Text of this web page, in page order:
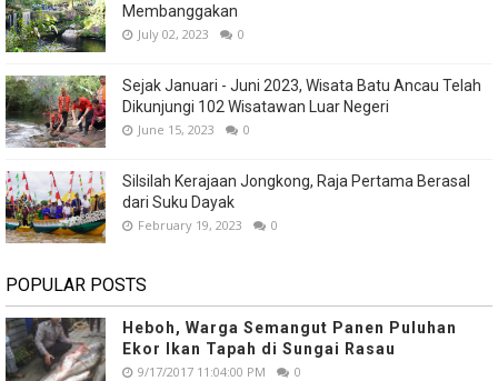
Membanggakan
July 02, 2023 0
Sejak Januari - Juni 2023, Wisata Batu Ancau Telah
Dikunjungi 102 Wisatawan Luar Negeri
June 15, 2023 0
Silsilah Kerajaan Jongkong, Raja Pertama Berasal
dari Suku Dayak
February 19, 2023 0
POPULAR POSTS
Heboh, Warga Semangut Panen Puluhan
Ekor Ikan Tapah di Sungai Rasau
9/17/2017 11:04:00 PM 0